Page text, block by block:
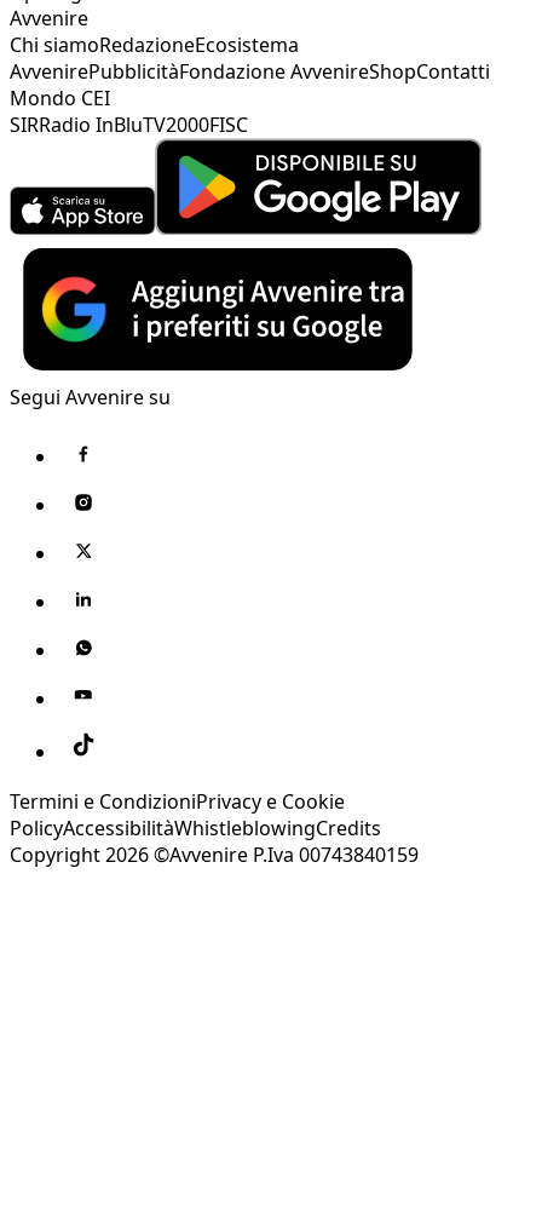
Avvenire
Chi siamoRedazioneEcosistema
AvvenirePubblicitàFondazione AvvenireShopContatti
Mondo CEI
SIRRadio InBluTV2000FISC
Segui Avvenire su
Termini e CondizioniPrivacy e Cookie
PolicyAccessibilitàWhistleblowingCredits
Copyright 2026 ©Avvenire P.Iva 00743840159